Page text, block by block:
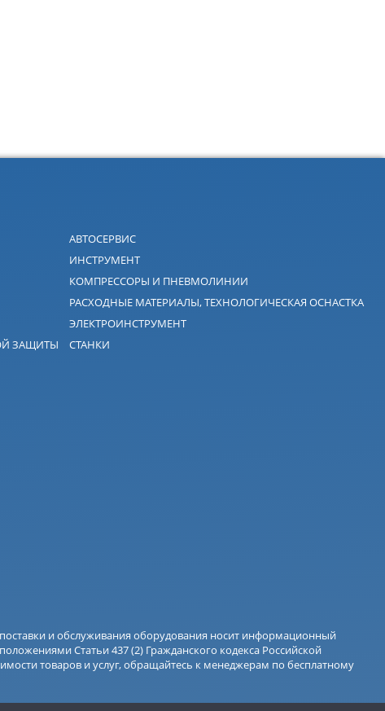
АВТОСЕРВИС
ИНСТРУМЕНТ
КОМПРЕССОРЫ И ПНЕВМОЛИНИИ
РАСХОДНЫЕ МАТЕРИАЛЫ, ТЕХНОЛОГИЧЕСКАЯ ОСНАСТКА
ЭЛЕКТРОИНСТРУМЕНТ
ЗАЩИТЫ
СТАНКИ
и обслуживания оборудования носит информационный
Статьи 437 (2) Гражданского кодекса Российской
товаров и услуг, обращайтесь к менеджерам по бесплатному